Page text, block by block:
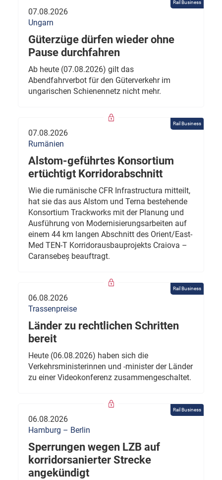
Rail Business
07.08.2026
Ungarn
Güterzüge dürfen wieder ohne
Pause durchfahren
Ab heute (07.08.2026) gilt das
Abendfahrverbot für den Güterverkehr im
ungarischen Schienennetz nicht mehr.
Rail Business
07.08.2026
Rumänien
Alstom-geführtes Konsortium
ertüchtigt Korridorabschnitt
Wie die rumänische CFR Infrastructura mitteilt,
hat sie das aus Alstom und Terna bestehende
Konsortium Trackworks mit der Planung und
Ausführung von Modernisierungsarbeiten auf
einem 44 km langen Abschnitt des Orient/East-
Med TEN-T Korridorausbauprojekts Craiova –
Caransebeș beauftragt.
Rail Business
06.08.2026
Trassenpreise
Länder zu rechtlichen Schritten
bereit
Heute (06.08.2026) haben sich die
Verkehrsministerinnen und -minister der Länder
zu einer Videokonferenz zusammengeschaltet.
Rail Business
06.08.2026
Hamburg – Berlin
Sperrungen wegen LZB auf
korridorsanierter Strecke
angekündigt